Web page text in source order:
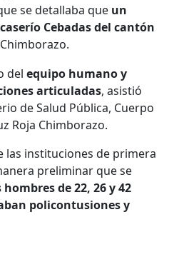
se detallaba que un
Cebadas del cantón
delequipo humano y
articuladas, asistió
de Salud Pública, Cuerpo
Roja Chimborazo.
las instituciones de primera
preliminar que se
hombres de 22, 26 y 42
policontusiones y